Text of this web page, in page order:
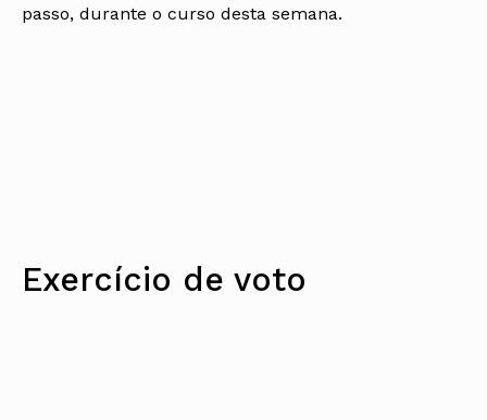
passo, durante o curso desta semana.
Exercício de voto